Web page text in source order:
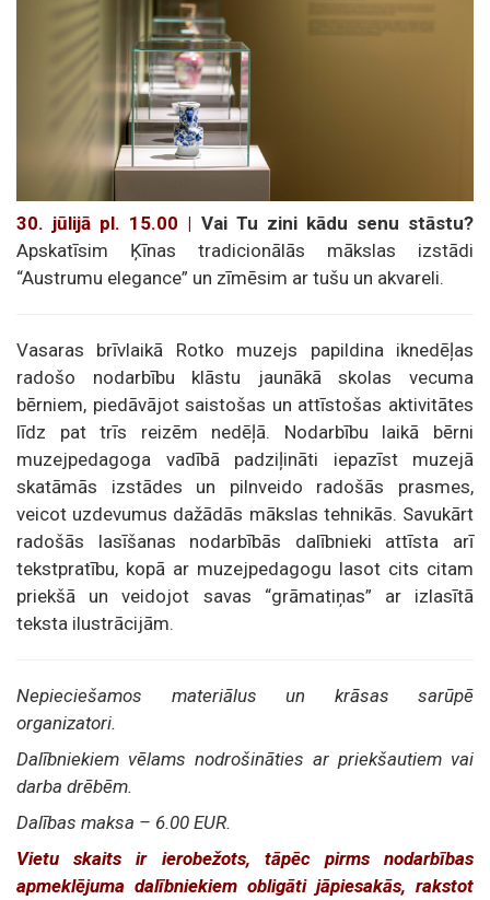
30. jūlijā pl. 15.00 | Vai Tu zini kādu senu stāstu?
Apskatīsim Ķīnas tradicionālās mākslas izstādi
“Austrumu elegance” un zīmēsim ar tušu un akvareli.
Vasaras brīvlaikā Rotko muzejs papildina iknedēļas
radošo nodarbību klāstu jaunākā skolas vecuma
bērniem, piedāvājot saistošas un attīstošas aktivitātes
līdz pat trīs reizēm nedēļā. Nodarbību laikā bērni
muzejpedagoga vadībā padziļināti iepazīst muzejā
skatāmās izstādes un pilnveido radošās prasmes,
veicot uzdevumus dažādās mākslas tehnikās. Savukārt
radošās lasīšanas nodarbībās dalībnieki attīsta arī
tekstpratību, kopā ar muzejpedagogu lasot cits citam
priekšā un veidojot savas “grāmatiņas” ar izlasītā
teksta ilustrācijām.
Nepieciešamos materiālus un krāsas sarūpē
organizatori.
Dalībniekiem vēlams nodrošināties ar priekšautiem vai
darba drēbēm.
Dalības maksa – 6.00 EUR.
Vietu skaits ir ierobežots, tāpēc pirms nodarbības
apmeklējuma dalībniekiem obligāti jāpiesakās, rakstot